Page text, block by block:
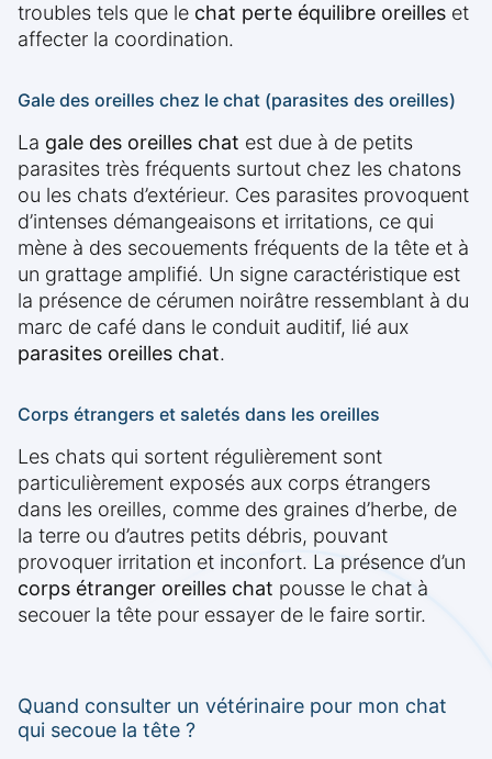
troubles tels que le chat perte équilibre oreilles et
affecter la coordination.
Gale des oreilles chez le chat (parasites des oreilles)
La gale des oreilles chat est due à de petits
parasites très fréquents surtout chez les chatons
ou les chats d’extérieur. Ces parasites provoquent
d’intenses démangeaisons et irritations, ce qui
mène à des secouements fréquents de la tête et à
un grattage amplifié. Un signe caractéristique est
la présence de cérumen noirâtre ressemblant à du
marc de café dans le conduit auditif, lié aux
parasites oreilles chat.
Corps étrangers et saletés dans les oreilles
Les chats qui sortent régulièrement sont
particulièrement exposés aux corps étrangers
dans les oreilles, comme des graines d’herbe, de
la terre ou d’autres petits débris, pouvant
provoquer irritation et inconfort. La présence d’un
corps étranger oreilles chat pousse le chat à
secouer la tête pour essayer de le faire sortir.
Quand consulter un vétérinaire pour mon chat
qui secoue la tête ?